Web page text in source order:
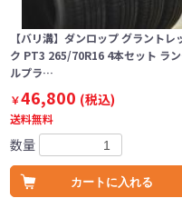
【バリ溝】ダンロップ グラントレ
ク PT3 265/70R16 4本セット ラ
ルプラ…
￥46,800 (税込)
送料無料
数量
カートに入れる